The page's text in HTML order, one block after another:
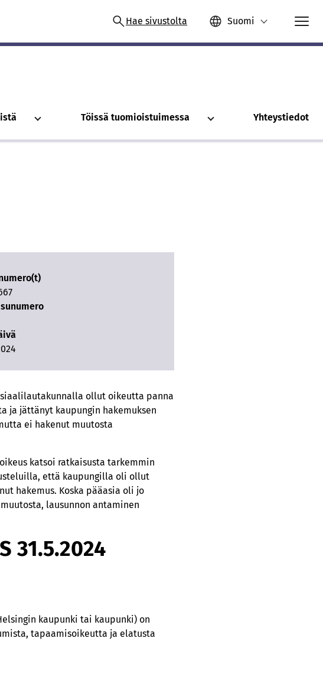
Hae sivustolta Suomi
Töissä tuomioistuimessa Yhteystiedot
ollut oikeutta panna
ja jättänyt kaupungin hakemuksen
ei hakenut muutosta
katsoi ratkaisusta tarkemmin
että kaupungilla oli ollut
hakemus. Koska pääasia oli jo
lausunnon antaminen
31.5.2024
kaupunki tai kaupunki) on
tapaamisoikeutta ja elatusta